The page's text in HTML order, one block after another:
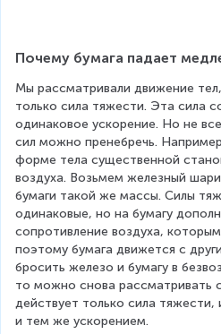
d
o
t
F
}
{
N
\
c
d
o
t
m
}
\
т
\
d
o
t
g
Почему бумага падает
Мы рассматривали движение
только сила тяжести. Эта сила
одинаковое ускорение. Но не
сил можно пренебречь.
форме тела существенной
воздуха. Возьмем железный
бумаги такой же массы. Силы
одинаковые, но на бумагу
сопротивление воздуха,
поэтому бумага движется с
бросить железо и бумагу в
то можно снова рассматривать
действует только сила
и тем же ускорением.